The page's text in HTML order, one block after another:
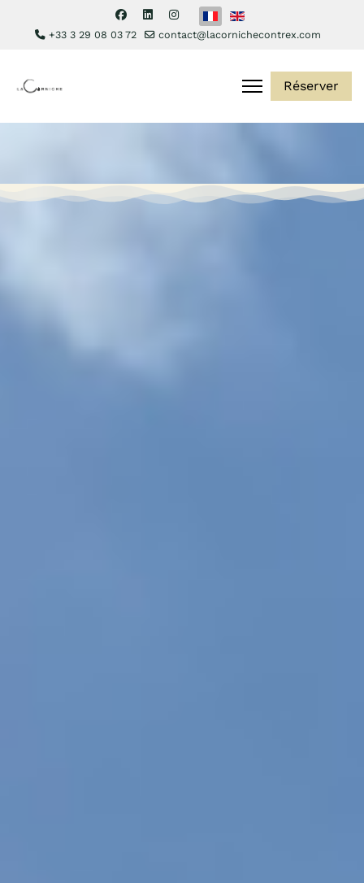
Sélectionnez votre langue
+33 3 29 08 03 72 contact@lacornichecontrex.com
Réserver